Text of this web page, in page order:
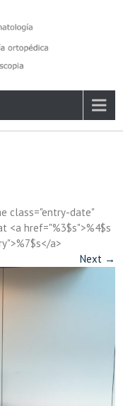
class="entry-date"
<a href="%3$s">%4$s
a>
Next →